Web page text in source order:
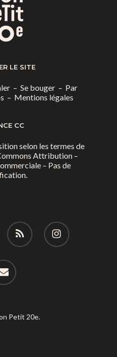
LE SITE
– Se bouger – Par
– Mentions légales
CC
selon les termes de
Attribution –
– Pas de
Petit 20e.